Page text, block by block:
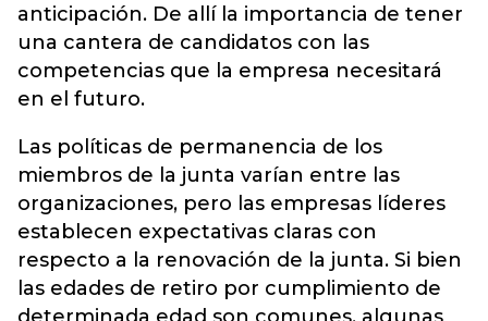
anticipación. De allí la importancia de tener
una cantera de candidatos con las
competencias que la empresa necesitará
en el futuro.
Las políticas de permanencia de los
miembros de la junta varían entre las
organizaciones, pero las empresas líderes
establecen expectativas claras con
respecto a la renovación de la junta. Si bien
las edades de retiro por cumplimiento de